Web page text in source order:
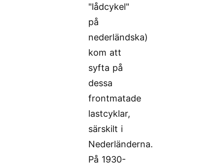
"lådcykel"
på
nederländska)
kom att
syfta på
dessa
frontmatade
lastcyklar,
särskilt i
Nederländerna.
På 1930-